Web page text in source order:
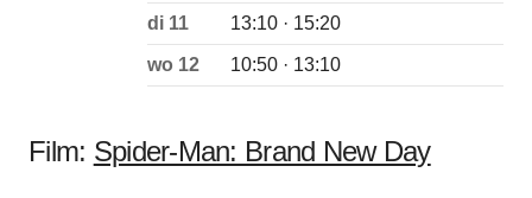
di 11 13:10 · 15:20
wo 12 10:50 · 13:10
Film: Spider-Man: Brand New Day